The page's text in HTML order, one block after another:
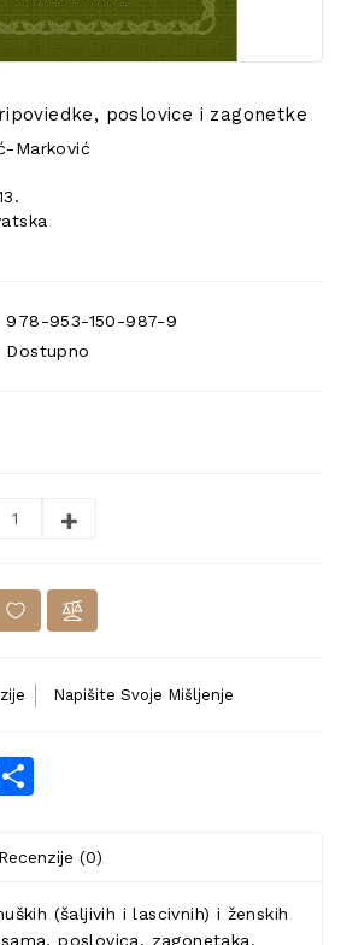
poslovice i zagonetke
Marković
978-953-150-987-9
Dostupno
Napišite Svoje Mišljenje
Recenzije (0)
(šaljivih i lascivnih) i ženskih
poslovica, zagonetaka,